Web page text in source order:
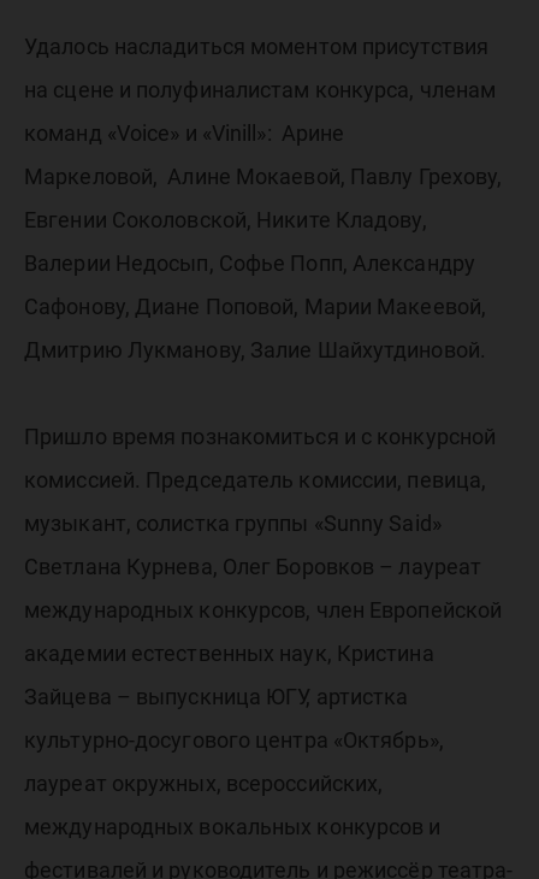
Удалось насладиться моментом присутствия
на сцене и полуфиналистам конкурса, членам
команд «Voice» и «Vinill»: Арине
Маркеловой, Алине Мокаевой, Павлу Грехову,
Евгении Соколовской, Никите Кладову,
Валерии Недосып, Софье Попп, Александру
Сафонову, Диане Поповой, Марии Макеевой,
Дмитрию Лукманову, Залие Шайхутдиновой.
Пришло время познакомиться и с конкурсной
комиссией. Председатель комиссии, певица,
музыкант, солистка группы «Sunny Said»
Светлана Курнева, Олег Боровков – лауреат
международных конкурсов, член Европейской
академии естественных наук, Кристина
Зайцева – выпускница ЮГУ, артистка
культурно-досугового центра «Октябрь»,
лауреат окружных, всероссийских,
международных вокальных конкурсов и
фестивалей и руководитель и режиссёр театра-